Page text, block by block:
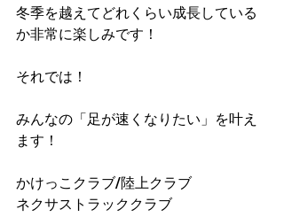
冬季を越えてどれくらい成長している
か非常に楽しみです！
それでは！
みんなの「足が速くなりたい」を叶え
ます！
かけっこクラブ/陸上クラブ
ネクサストラッククラブ